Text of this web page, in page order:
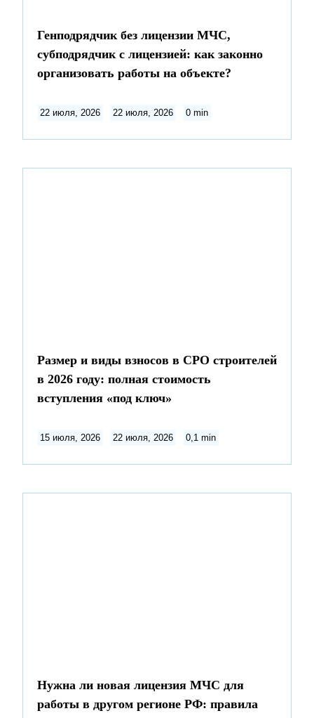
Генподрядчик без лицензии МЧС,
субподрядчик с лицензией: как законно
организовать работы на объекте?
22 июля, 2026 22 июля, 2026 0 min
Размер и виды взносов в СРО строителей
в 2026 году: полная стоимость
вступления «под ключ»
15 июля, 2026 22 июля, 2026 0,1 min
Нужна ли новая лицензия МЧС для
работы в другом регионе РФ: правила